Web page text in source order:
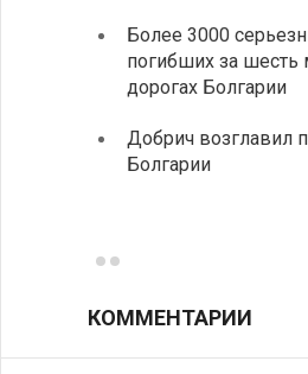
Более 3000
погибших за шесть
дорогах Болгарии
Добрич возглавил
Болгарии
КОММЕНТАРИИ